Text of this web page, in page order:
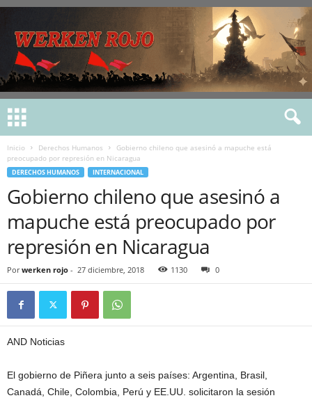
Inicio Derechos Humanos
Gobierno chileno que asesinó a mapuche está
preocupado por represión en Nicaragua
DERECHOS HUMANOS INTERNACIONAL
Gobierno chileno que asesinó a
mapuche está preocupado por
represión en Nicaragua
Por werken rojo - 27 diciembre, 2018 1130 0
AND Noticias
El gobierno de Piñera junto a seis países: Argentina, Brasil,
Canadá, Chile, Colombia, Perú y EE.UU. solicitaron la sesión